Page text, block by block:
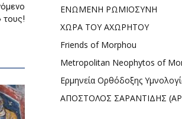
τους!
ΕΝΩΜΕΝΗ ΡΩΜΙΟΣΥΝΗ
ΧΩΡΑ ΤΟΥ ΑΧΩΡΗΤΟΥ
Friends of Morphou
Metropolitan Neophytos of
Ερμηνεία Ορθόδοξης
ΑΠΟΣΤΟΛΟΣ ΣΑΡΑΝΤΙΔΗΣ